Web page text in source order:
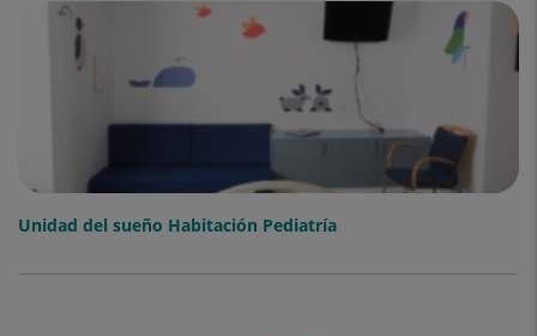
Unidad del sueño Habitación Pediatría